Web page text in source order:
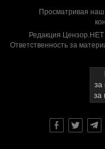
Просматривая
Редакция
Ответственность за
за
за